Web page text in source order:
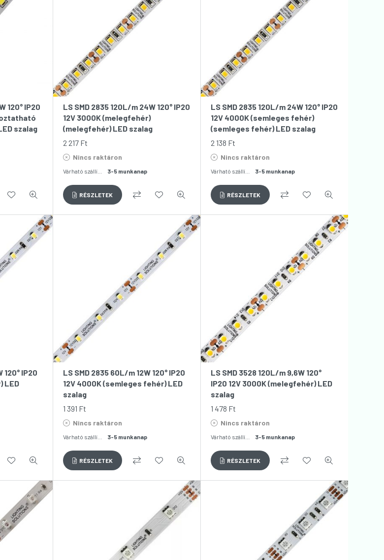
120° IP20
szalag
LS SMD 2835 120L/m 24W 120° IP20
12V 3000K (melegfehér)
(melegfehér) LED szalag
2 217 Ft
Nincs raktáron
3-5 munkanap
LS SMD 2835 120L/m 24W 120° IP20
12V 4000K (semleges fehér)
(semleges fehér) LED szalag
2 138 Ft
Nincs raktáron
3-5 munkanap
120° IP20
LED
LS SMD 2835 60L/m 12W 120° IP20
12V 4000K (semleges fehér) LED
szalag
1 391 Ft
Nincs raktáron
3-5 munkanap
LS SMD 3528 120L/m 9,6W 120°
IP20 12V 3000K (melegfehér) LED
szalag
1 478 Ft
Nincs raktáron
3-5 munkanap